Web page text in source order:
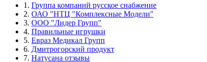
1. Группа компаний русское снабжение
2. ОАО "НТЦ "Комплексные Модели"
3. ООО "Лидер Групп"
4. Правильные игрушки
5. Евраз Медикал Групп
6. Дмитрогорский продукт
7. Натусана отзывы